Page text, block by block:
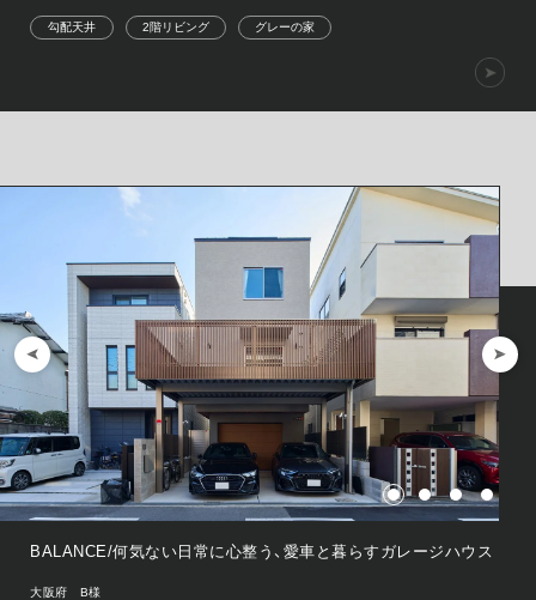
勾配天井 2階リビング グレーの家
BALANCE/何気ない日常に心整う、愛車と暮らすガレージハウス
大阪府 B様